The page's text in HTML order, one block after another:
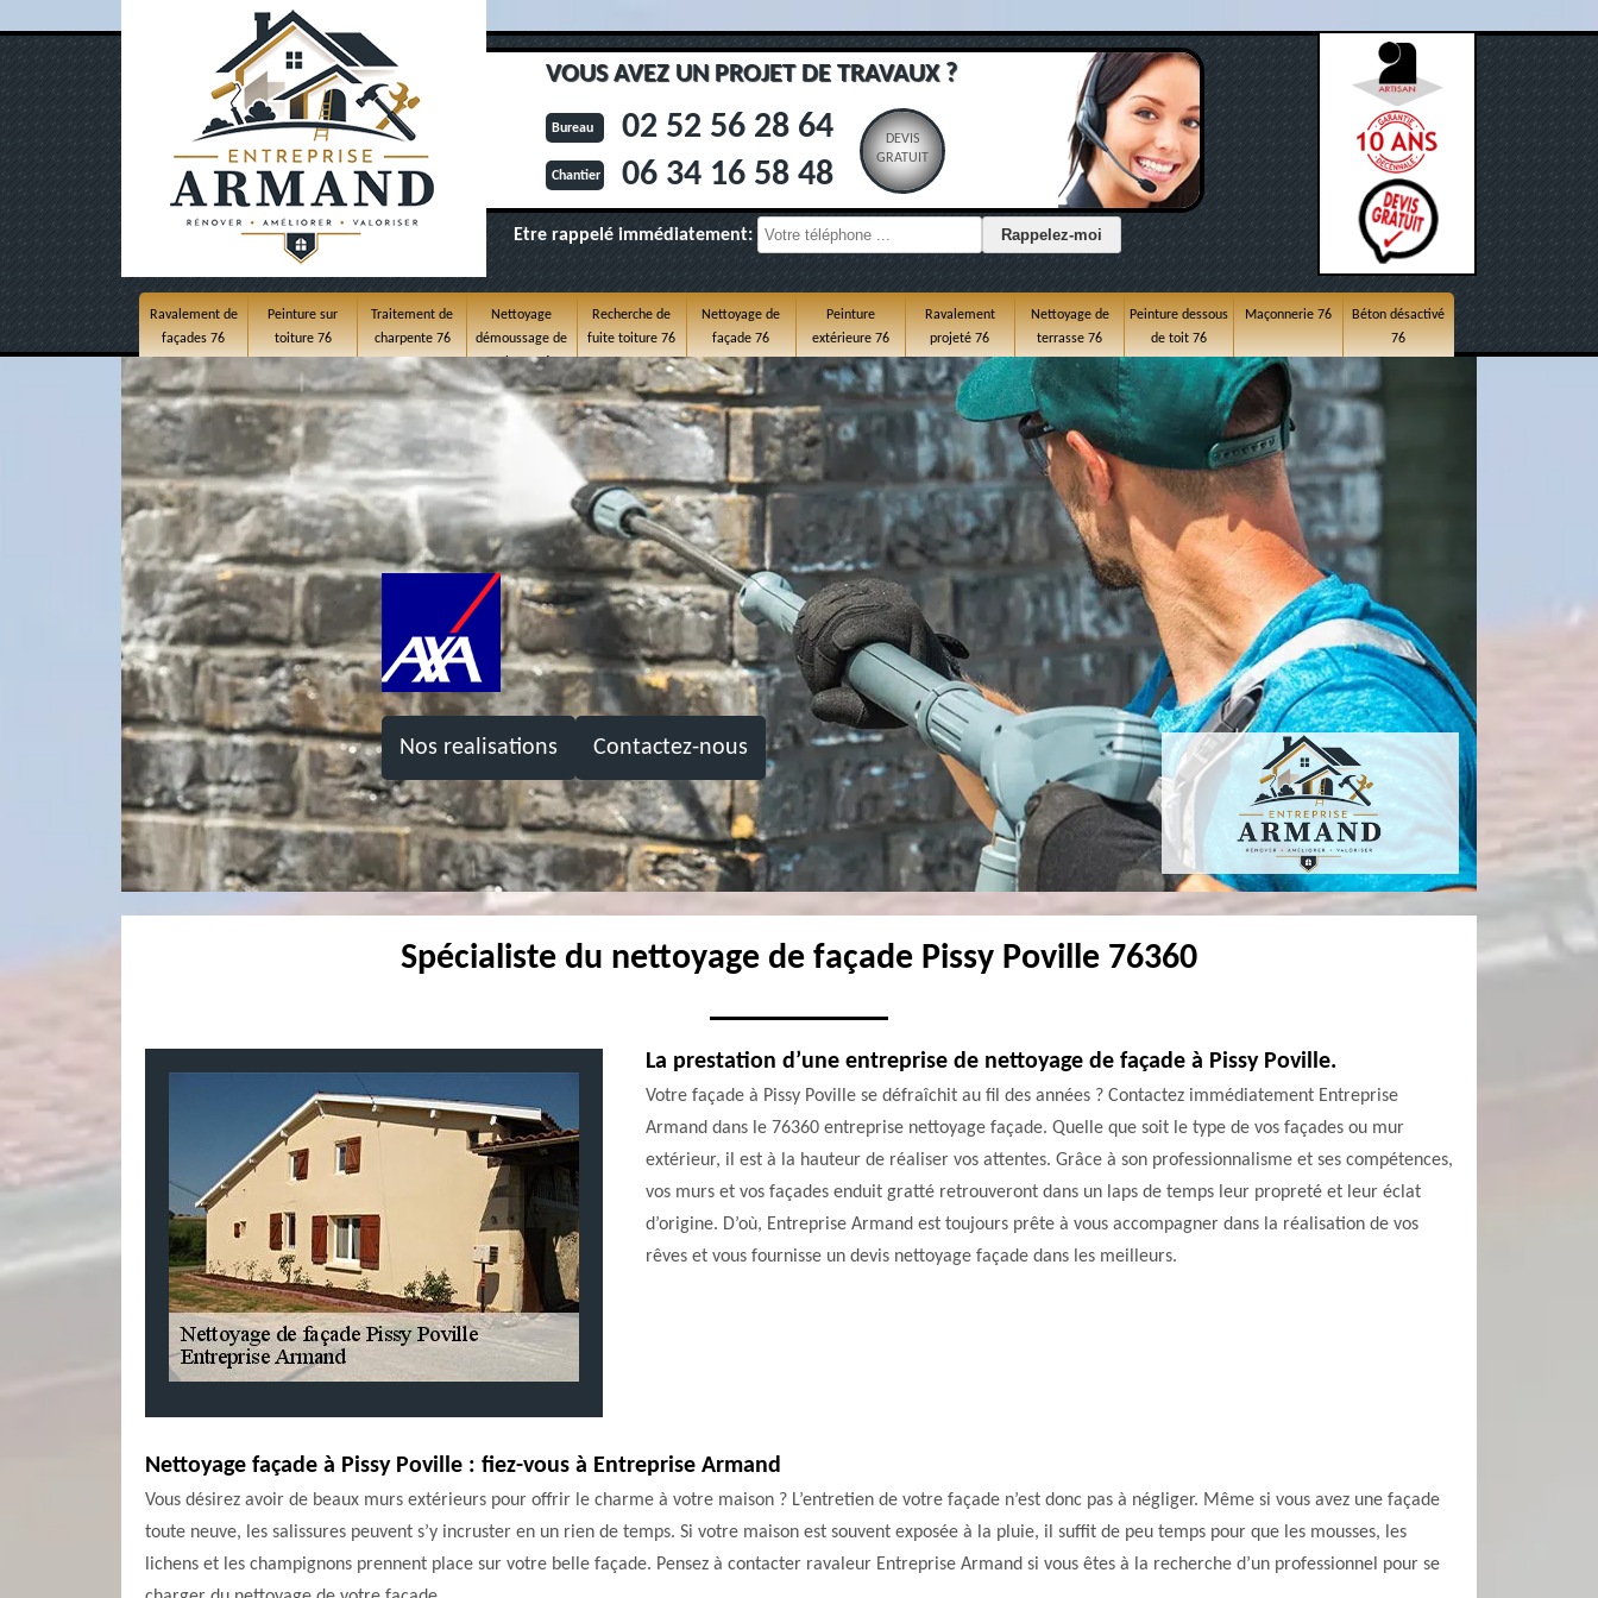
VOUS AVEZ UN PROJET DE TRAVAUX ?
Bureau 02 52 56 28 64
Chantier 06 34 16 58 48
DEVIS
GRATUIT
Etre rappelé immédiatement:
Ravalement de
façades 76
Peinture sur
toiture 76
Traitement de
charpente 76
Nettoyage
démoussage de
toiture 76
Recherche de
fuite toiture 76
Nettoyage de
façade 76
Peinture
extérieure 76
Ravalement
projeté 76
Nettoyage de
terrasse 76
Peinture dessous
de toit 76
Maçonnerie 76
Béton désactivé
76
Nos realisations Contactez-nous
Spécialiste du nettoyage de façade Pissy Poville 76360
La prestation d’une entreprise de nettoyage de façade à Pissy Poville.
Votre façade à Pissy Poville se défraîchit au fil des années ? Contactez immédiatement Entreprise
Armand dans le 76360 entreprise nettoyage façade. Quelle que soit le type de vos façades ou mur
extérieur, il est à la hauteur de réaliser vos attentes. Grâce à son professionnalisme et ses compétences,
vos murs et vos façades enduit gratté retrouveront dans un laps de temps leur propreté et leur éclat
d’origine. D’où, Entreprise Armand est toujours prête à vous accompagner dans la réalisation de vos
rêves et vous fournisse un devis nettoyage façade dans les meilleurs.
Nettoyage façade à Pissy Poville : fiez-vous à Entreprise Armand
Vous désirez avoir de beaux murs extérieurs pour offrir le charme à votre maison ? L’entretien de votre façade n’est donc pas à négliger. Même si vous avez une façade
toute neuve, les salissures peuvent s’y incruster en un rien de temps. Si votre maison est souvent exposée à la pluie, il suffit de peu temps pour que les mousses, les
lichens et les champignons prennent place sur votre belle façade. Pensez à contacter ravaleur Entreprise Armand si vous êtes à la recherche d’un professionnel pour se